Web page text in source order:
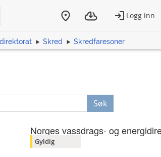
Skred Skredfaresoner
Søk
Norges vassdrags- og
Gyldig